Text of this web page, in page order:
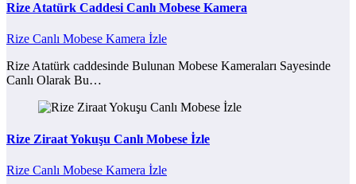
Rize Atatürk Caddesi Canlı Mobese Kamera
Rize Canlı Mobese Kamera İzle
Rize Atatürk caddesinde Bulunan Mobese Kameraları Sayesinde
Canlı Olarak Bu…
Rize Ziraat Yokuşu Canlı Mobese İzle
Rize Canlı Mobese Kamera İzle